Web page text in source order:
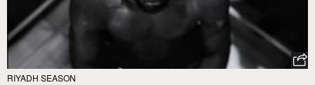
RIYADH SEASON